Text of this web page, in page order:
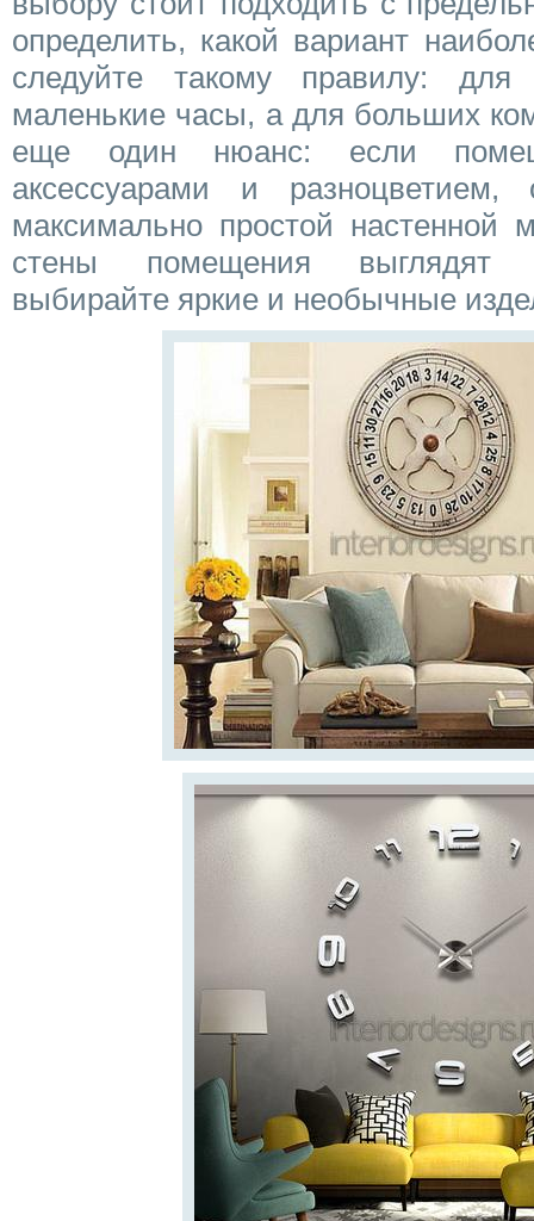
определить, какой вариант
следуйте такому правилу:
маленькие часы, а для больших
еще один нюанс: если
аксессуарами и разноцветием,
максимально простой настенной
стены помещения выглядят
выбирайте яркие и необычные